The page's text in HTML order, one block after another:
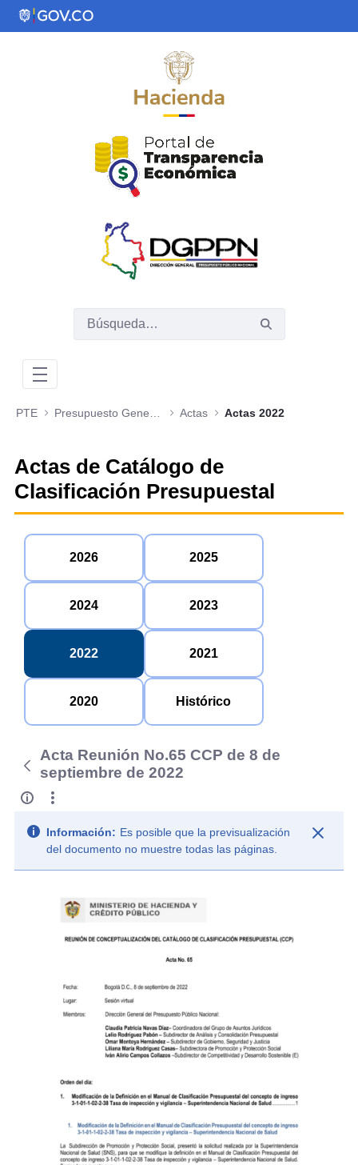
Saltar al contenido principal
PTE Actas Actas 2022
Actas de Catálogo de
Clasificación Presupuestal
2026 2025
2024 2023
2022 2021
2020 Histórico
Acta Reunión No.65 CCP de 8 de
septiembre de 2022
Información: Es posible que la previsualización
del documento no muestre todas las páginas.